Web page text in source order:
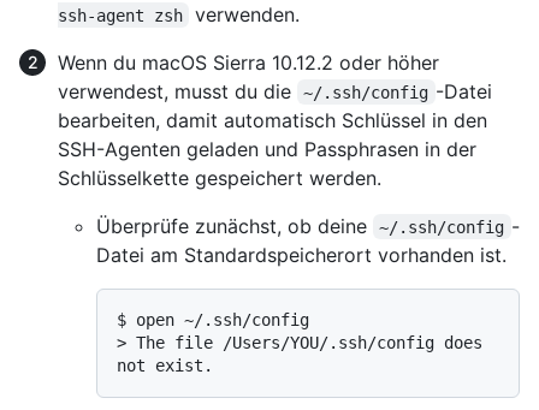
ssh-agent zsh
verwenden.
Wenn du macOS Sierra 10.12.2 oder höher
verwendest, musst du die
~/.ssh/config -Datei
bearbeiten, damit automatisch Schlüssel in den
SSH-Agenten geladen und Passphrasen in der
Schlüsselkette gespeichert werden.
Überprüfe zunächst, ob deine
~/.ssh/config -
Datei am Standardspeicherort vorhanden ist.
$ open ~/.ssh/config
> The file /Users/YOU/.ssh/config does
not exist.